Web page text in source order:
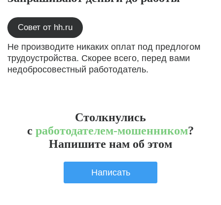
Совет от hh.ru
Не производите никаких оплат под предлогом
трудоустройства. Скорее всего, перед вами
недобросовестный работодатель.
Столкнулись
с работодателем-мошенником?
Напишите нам об этом
Написать